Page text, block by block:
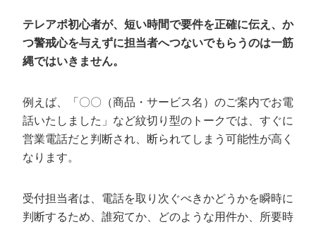
テレアポ初心者が、短い時間で要件を正確に伝え、か
つ警戒心を与えずに担当者へつないでもらうのは一筋
縄ではいきません。
例えば、「〇〇（商品・サービス名）のご案内でお電
話いたしました」など紋切り型のトークでは、すぐに
営業電話だと判断され、断られてしまう可能性が高く
なります。
受付担当者は、電話を取り次ぐべきかどうかを瞬時に
判断するため、誰宛てか、どのような用件か、所要時